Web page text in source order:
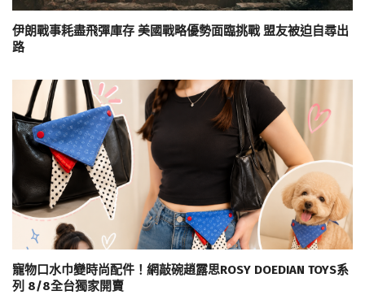
伊朗戰事耗盡飛彈庫存 美國戰略優勢面臨挑戰 盟友被迫自尋出
路
寵物口水巾變時尚配件！網敲碗趙露思ROSY DOEDIAN TOYS系
列 8/8全台獨家開賣